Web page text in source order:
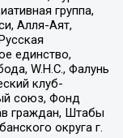
группа,
Алля-Аят,
единство,
W.H.С., Фалунь
клуб-
союз, Фонд
граждан, Штабы
округа г.